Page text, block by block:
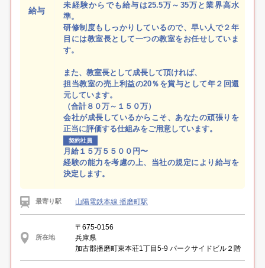
給与
未経験からでも給与は25.5万～35万と業界高水
準。
研修制度もしっかりしているので、早い人で２年
目には教室長として一つの教室をお任せしていま
す。
また、教室長として成長して頂ければ、
担当教室の売上利益の20％を賞与として年２回還
元しています。
（合計８０万～１５０万）
会社が成長しているからこそ、あなたの頑張りを
正当に評価する仕組みをご用意しています。
契約社員
月給１５万５５００円〜
経験の能力を考慮の上、当社の規定により給与を
決定します。
最寄り駅 山陽電鉄本線 播磨町駅
所在地
〒675-0156
兵庫県
加古郡播磨町東本荘1丁目5-9 パークサイドビル２階